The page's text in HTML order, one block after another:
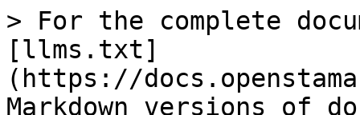
> For the complete
[llms.txt]
(https://
Markdown versions of